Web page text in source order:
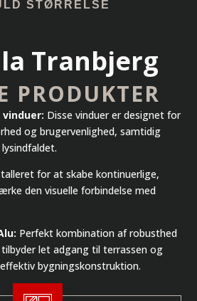
STØRRELSE
Tranbjerg
PRODUKTER
Disse vinduer er designet for
og brugervenlighed, samtidig
for at skabe kontinuerlige,
den visuelle forbindelse med
Perfekt kombination af robusthed
let adgang til terrassen og
bygningskonstruktion.